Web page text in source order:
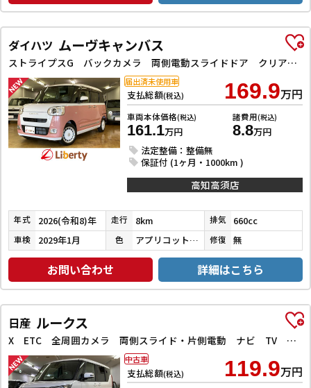
ダイハツ ムーヴキャンバス
ストライプスG バックカメラ 両側電動スライドドア クリアランスソナー 衝突被害軽減システム オートライト LEDヘッドランプ スマートキー アイドリングストップ 電動格納ミラー シートヒーター ベンチシート CVT
支払総額(税込) 169.9万円
車両本体価格(税込)
161.1万円
諸費用(税込)
8.8万円
法定整備：整備無
保証付 (1ヶ月・1000km )
届出済未使用車
高知高須店
年式 2026(令和8)年 走行 8km 排気 660cc
車検 2029年1月 色 アプリコットピンクメタリック／シャイニングホワイトパール 修復 無
お問い合わせ 詳細はこちら
日産 ルークス
X ETC 全周囲カメラ 両側スライド・片側電動 ナビ TV クリアランスソナー 衝突被害軽減システム オートライト スマートキー アイドリングストップ 電動格納ミラー ベンチシート CVT
支払総額(税込) 119.9万円
中古車